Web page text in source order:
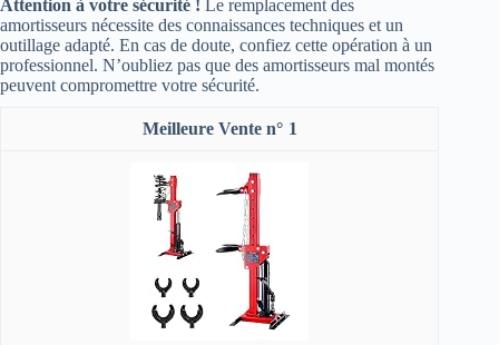
Attention à votre sécurité ! Le remplacement des
amortisseurs nécessite des connaissances techniques et un
outillage adapté. En cas de doute, confiez cette opération à un
professionnel. N’oubliez pas que des amortisseurs mal montés
peuvent compromettre votre sécurité.
1